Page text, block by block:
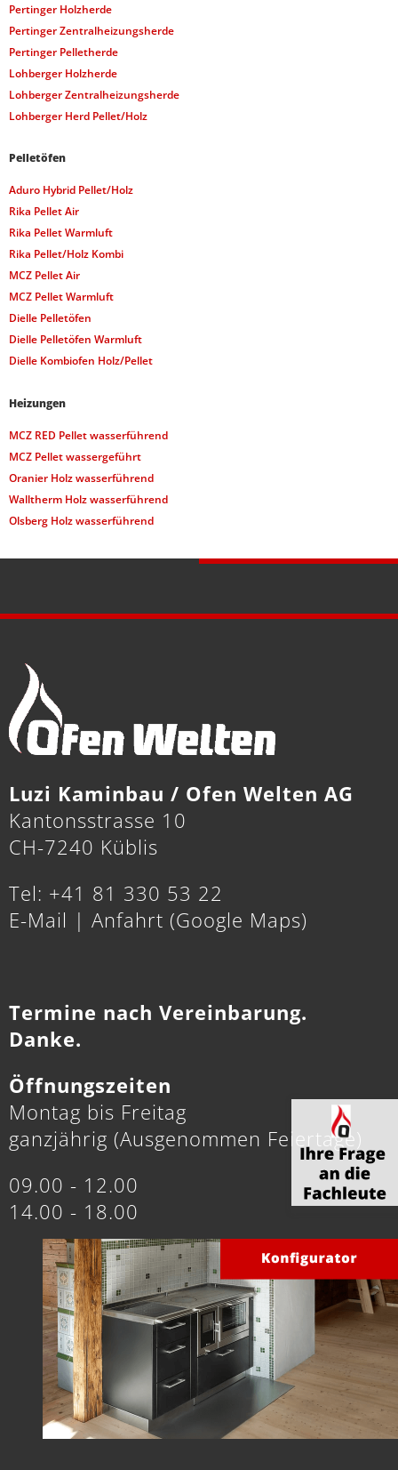
Pertinger Holzherde
Pertinger Zentralheizungsherde
Pertinger Pelletherde
Lohberger Holzherde
Lohberger Zentralheizungsherde
Lohberger Herd Pellet/Holz
Pelletöfen
Aduro Hybrid Pellet/Holz
Rika Pellet Air
Rika Pellet Warmluft
Rika Pellet/Holz Kombi
MCZ Pellet Air
MCZ Pellet Warmluft
Dielle Pelletöfen
Dielle Pelletöfen Warmluft
Dielle Kombiofen Holz/Pellet
Heizungen
MCZ RED Pellet wasserführend
MCZ Pellet wassergeführt
Oranier Holz wasserführend
Walltherm Holz wasserführend
Olsberg Holz wasserführend
Luzi Kaminbau / Ofen Welten AG
Kantonsstrasse 10
CH-7240 Küblis
Tel: +41 81 330 53 22
E-Mail | Anfahrt (Google Maps)
Termine nach Vereinbarung.
Danke.
Öffnungszeiten
Montag bis Freitag
ganzjährig (Ausgenommen Feiertage)
09.00 - 12.00
14.00 - 18.00